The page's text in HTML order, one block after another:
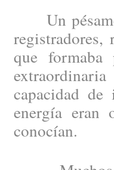
Un pésame
que formaba
capacidad
energía
conocían.